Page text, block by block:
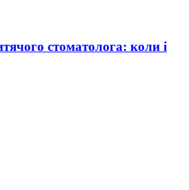
стоматолога: коли і